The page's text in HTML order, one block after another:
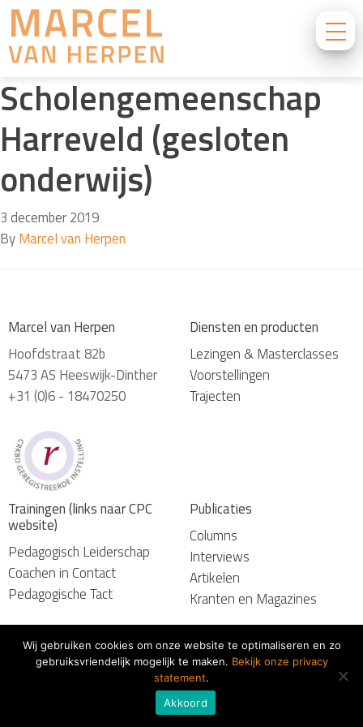
Scholengemeenschap
Harreveld (gesloten
onderwijs)
3 december 2019
ByMarcel van Herpen
Marcel van Herpen
Hoofdstraat 82b
5473 AS Heeswijk-Dinther
+31 (0)6 - 18470250
Diensten en producten
Lezingen & Masterclasses
Voorstellingen
Trajecten
Trainingen (links naar CPC
website)
Pedagogisch Leiderschap
Coachen in Contact
Pedagogische Tact
Publicaties
Columns
Interviews
Artikelen
Kranten en Magazines
© 2026 Marcel van Herpen
Algemene voorwaarden
Wij gebruiken cookies om onze website te optimaliseren en zo
gebruiksvriendelijk mogelijk te maken. Bekijk onze privacy
statement.
Akkoord